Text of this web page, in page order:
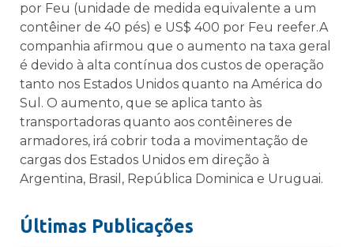
por Feu (unidade de medida equivalente a um
contêiner de 40 pés) e US$ 400 por Feu reefer.A
companhia afirmou que o aumento na taxa geral
é devido à alta contínua dos custos de operação
tanto nos Estados Unidos quanto na América do
Sul. O aumento, que se aplica tanto às
transportadoras quanto aos contêineres de
armadores, irá cobrir toda a movimentação de
cargas dos Estados Unidos em direção à
Argentina, Brasil, República Dominica e Uruguai.
Últimas Publicações